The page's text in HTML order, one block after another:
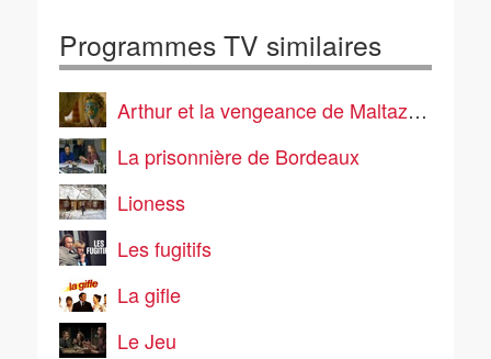
Programmes TV similaires
Arthur et la vengeance de Maltazard
La prisonnière de Bordeaux
Lioness
Les fugitifs
La gifle
Le Jeu